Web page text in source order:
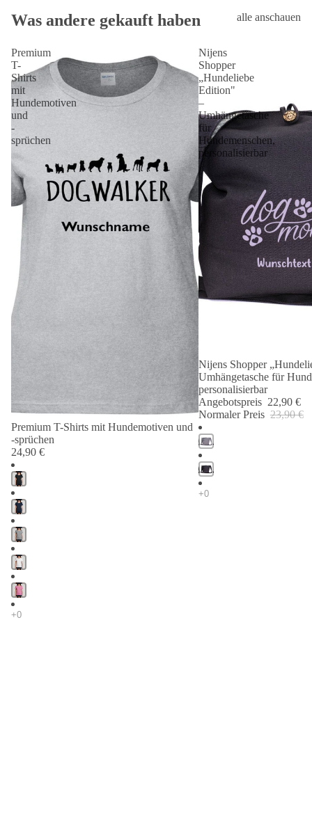
Was andere gekauft haben
alle anschauen
Premium
T-
Shirts
mit
Hundemotiven
und
-
sprüchen
Premium T-Shirts mit Hundemotiven und
-sprüchen
24,90 €
Nijens
Shopper
„Hundeliebe
Edition"
–
Umhängetasche
für
Hundemenschen,
personalisierbar
Angebot 🐾
Nijens Shopper
Umhängetasche für
personalisierbar
Angebotspreis 22,90 €
Normaler Preis 23,90 €